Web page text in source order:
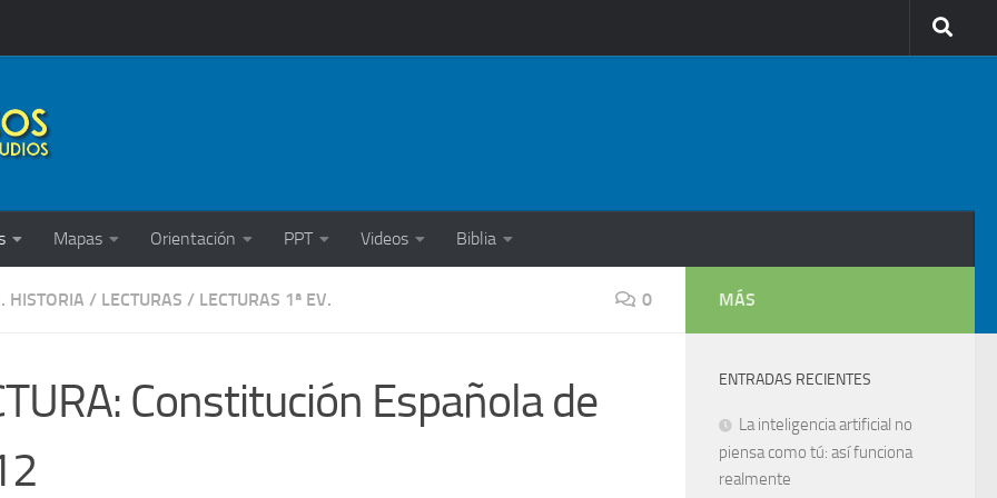
Mapas Orientación PPT Videos Biblia
HISTORIA / LECTURAS / LECTURAS 1ª EV. 0
Constitución Española de
MÁS
ENTRADAS RECIENTES
La inteligencia artificial no
piensa como tú: así funciona
realmente